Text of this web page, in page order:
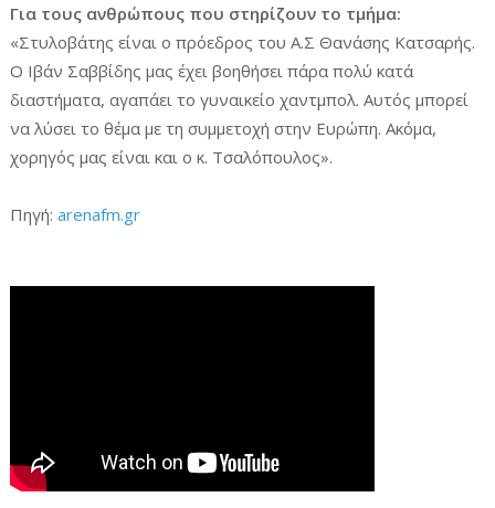
Για τους ανθρώπους που στηρίζουν το τμήμα:
«Στυλοβάτης είναι ο πρόεδρος του Α.Σ Θανάσης Κατσαρής.
Ο Ιβάν Σαββίδης μας έχει βοηθήσει πάρα πολύ κατά
διαστήματα, αγαπάει το γυναικείο χαντμπολ. Αυτός μπορεί
να λύσει το θέμα με τη συμμετοχή στην Ευρώπη. Ακόμα,
χορηγός μας είναι και ο κ. Τσαλόπουλος».
Πηγή: arenafm.gr